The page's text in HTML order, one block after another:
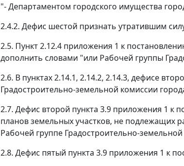
"- Департаментом городского имущества
2.4.2. Дефис шестой признать утратившим
2.5. Пункт 2.12.4 приложения 1 к
дополнить словами "или Рабочей группы
2.6. В пунктах 2.14.1, 2.14.2, 2.14.3, дефисе
Градостроительно-земельной комиссии
2.7. Дефис второй пункта 3.9 приложения 1 к
планов земельных участков, не подлежащих
Рабочей группе Градостроительно-
2.8. Дефис пятый пункта 3.9 приложения 1 к